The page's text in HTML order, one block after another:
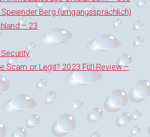
Berg (umgangssprachlich)
– 23
Scam or Legit? 2023 Full Review –